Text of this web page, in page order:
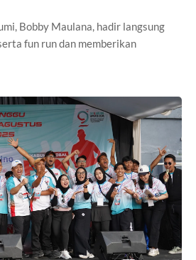
Bobby Maulana, hadir langsung
fun run dan memberikan